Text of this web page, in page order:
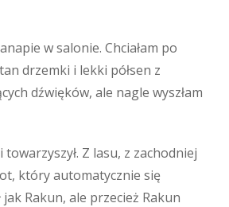
w salonie. Chciałam po
drzemki i lekki półsen z
dźwięków, ale nagle wyszłam
towarzyszył. Z lasu, z zachodniej
który automatycznie się
jak Rakun, ale przecież Rakun